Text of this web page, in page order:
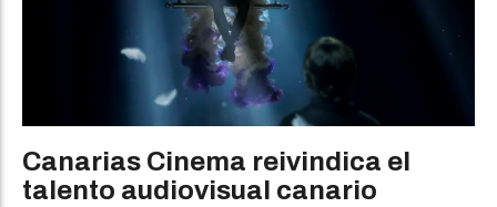
Canarias Cinema reivindica el
talento audiovisual canario